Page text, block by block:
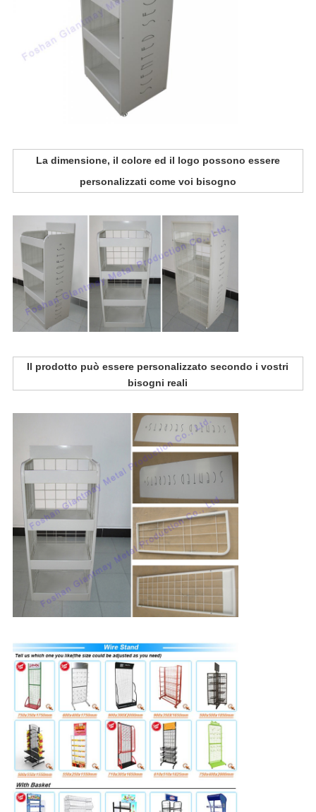
La dimensione, il colore ed il logo possono essere
personalizzati come voi bisogno
Il prodotto può essere personalizzato secondo i vostri
bisogni reali